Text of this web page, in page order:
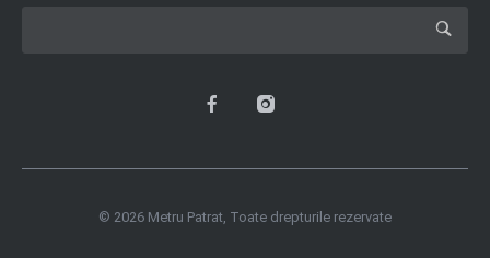
© 2026 Metru Patrat, Toate drepturile rezervate